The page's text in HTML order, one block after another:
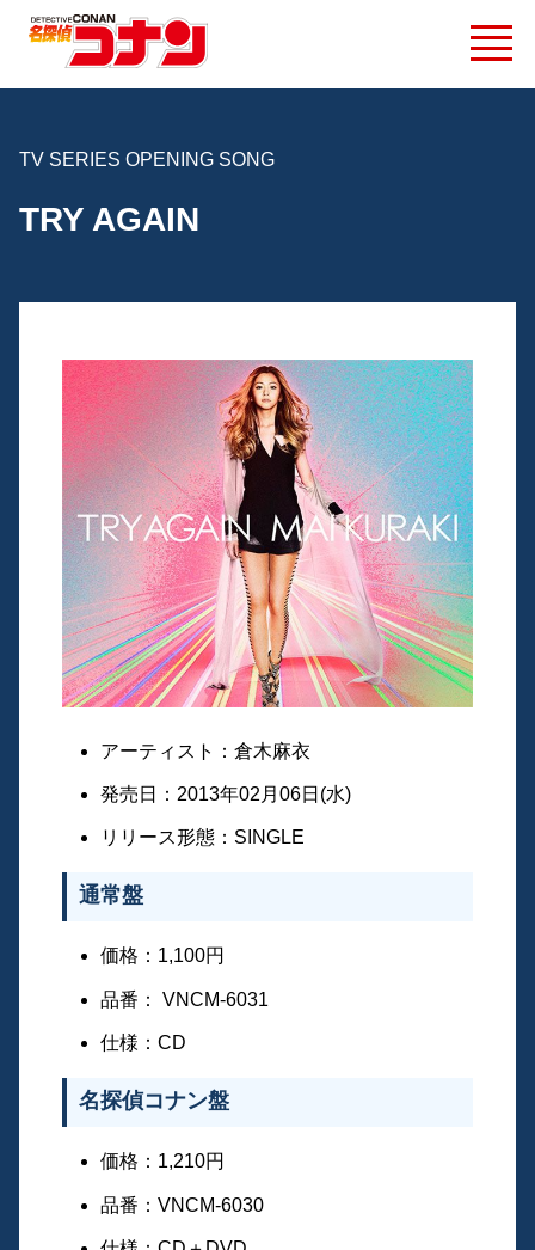
TV SERIES OPENING SONG
TRY AGAIN
アーティスト：倉木麻衣
発売日：2013年02月06日(水)
リリース形態：SINGLE
通常盤
価格：1,100円
品番： VNCM-6031
仕様：CD
名探偵コナン盤
価格：1,210円
品番：VNCM-6030